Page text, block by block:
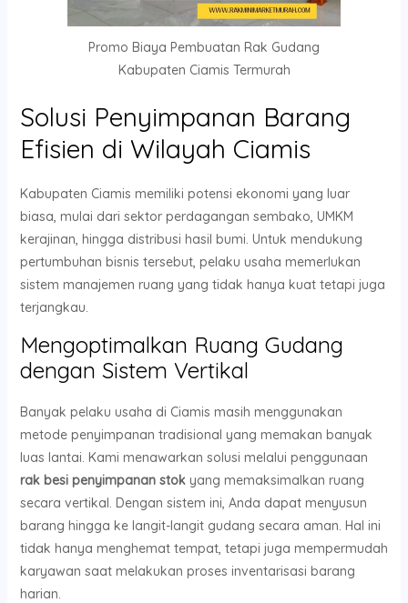
Promo Biaya Pembuatan Rak Gudang
Kabupaten Ciamis Termurah
Solusi Penyimpanan Barang
Efisien di Wilayah Ciamis
Kabupaten Ciamis memiliki potensi ekonomi yang luar
biasa, mulai dari sektor perdagangan sembako, UMKM
kerajinan, hingga distribusi hasil bumi. Untuk mendukung
pertumbuhan bisnis tersebut, pelaku usaha memerlukan
sistem manajemen ruang yang tidak hanya kuat tetapi juga
terjangkau.
Mengoptimalkan Ruang Gudang
dengan Sistem Vertikal
Banyak pelaku usaha di Ciamis masih menggunakan
metode penyimpanan tradisional yang memakan banyak
luas lantai. Kami menawarkan solusi melalui penggunaan
rak besi penyimpanan stokyang memaksimalkan ruang
secara vertikal. Dengan sistem ini, Anda dapat menyusun
barang hingga ke langit-langit gudang secara aman. Hal ini
tidak hanya menghemat tempat, tetapi juga mempermudah
karyawan saat melakukan proses inventarisasi barang
harian.